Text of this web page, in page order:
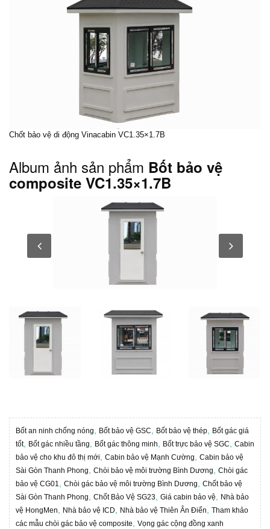
Chốt bảo vệ di động Vinacabin VC1.35×1.7B
Album ảnh sản phẩm Bốt bảo vệ
composite VC1.35×1.7B
Bốt an ninh chống nóng, Bốt bảo vệ GSC, Bốt bảo vệ thép, Bốt gác giá
tốt, Bốt gác nhiều tầng, Bốt gác thông minh, Bốt trực bảo vệ SGC, Cabin
bảo vệ cho khu đô thị mới, Cabin bảo vệ Mạnh Cường, Cabin bảo vệ
Sài Gòn Thanh Phong, Chòi bảo vệ môi trường Bình Dương, Chòi gác
bảo vệ CG01, Chòi gác bảo vệ môi trường Bình Dương, Chốt bảo vệ
Sài Gòn Thanh Phong, Chốt Bảo Vệ SG23, Giá cabin bảo vệ, Nhà bảo
vệ HongMen, Nhà bảo vệ ICD, Nhà bảo vệ Thiên Ân Điển, Tham khảo
các mẫu chòi gác bảo vệ composite, Vọng gác cộng đồng xanh